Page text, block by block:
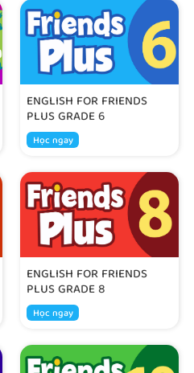
ENGLISH FOR FRIENDS
PLUS GRADE 6
Học ngay
ENGLISH FOR FRIENDS
PLUS GRADE 8
Học ngay